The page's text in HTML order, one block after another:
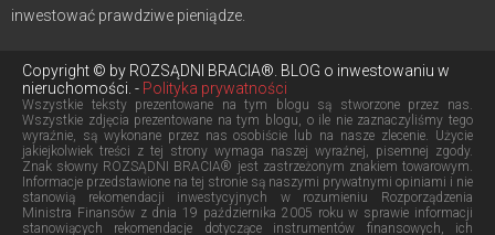
inwestować prawdziwe pieniądze.
Copyright © by ROZSĄDNI BRACIA®. BLOG o inwestowaniu w
nieruchomości. - Polityka prywatności
Wszystkie teksty prezentowane na tym blogu są stworzone przez nas.
Wszystkie zdjęcia prezentowane na tym blogu, o ile nie zaznaczyliśmy tego
wyraźnie, są wykonane przez nas osobiście lub na nasze zlecenie. Użycie
jakiejkolwiek treści z tej strony wymaga naszej wyraźnej, pisemnej zgody.
Znak słowny ROZSĄDNI BRACIA® jest zastrzeżonym znakiem towarowym.
Informacje przedstawione na tej stronie są naszymi prywatnymi opiniami i nie
stanowią rekomendacji inwestycyjnych w rozumieniu Rozporządzenia
Ministra Finansów z dnia 19 października 2005 roku w sprawie informacji
stanowiących rekomendacje dotyczące instrumentów finansowych, ich